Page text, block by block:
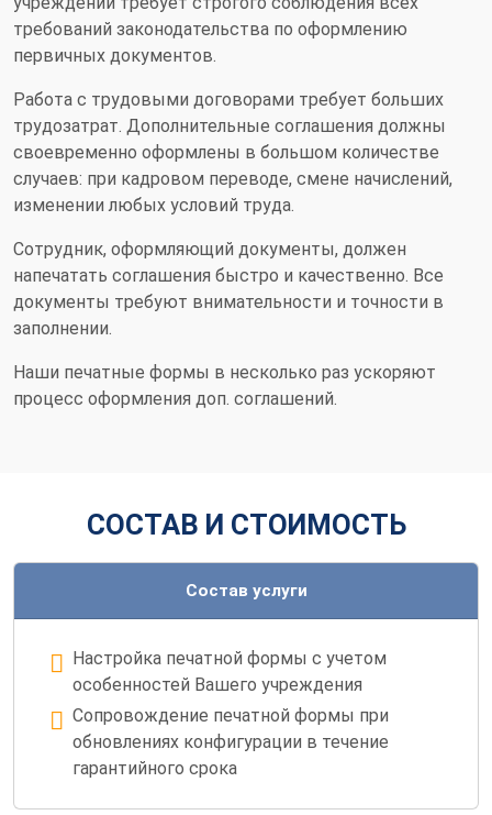
требований законодательства по оформлению
первичных документов.
Работа с трудовыми договорами требует больших
трудозатрат. Дополнительные соглашения должны
своевременно оформлены в большом количестве
случаев: при кадровом переводе, смене начислений,
изменении любых условий труда.
Сотрудник, оформляющий документы, должен
напечатать соглашения быстро и качественно. Все
документы требуют внимательности и точности в
заполнении.
Наши печатные формы в несколько раз ускоряют
процесс оформления доп. соглашений.
СОСТАВ И СТОИМОСТЬ
Состав услуги
Настройка печатной формы с учетом
особенностей Вашего учреждения
Сопровождение печатной формы при
обновлениях конфигурации в течение
гарантийного срока